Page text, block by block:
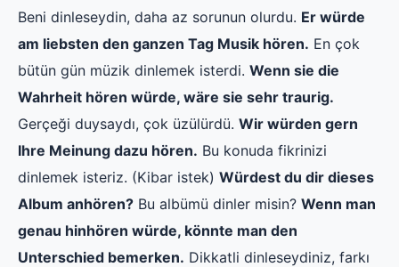
Beni dinleseydin, daha az sorunun olurdu. Er würde
am liebsten den ganzen Tag Musik hören. En çok
bütün gün müzik dinlemek isterdi. Wenn sie die
Wahrheit hören würde, wäre sie sehr traurig.
Gerçeği duysaydı, çok üzülürdü. Wir würden gern
Ihre Meinung dazu hören. Bu konuda fikrinizi
dinlemek isteriz. (Kibar istek) Würdest du dir dieses
Album anhören? Bu albümü dinler misin? Wenn man
genau hinhören würde, könnte man den
Unterschied bemerken. Dikkatli dinleseydiniz, farkı